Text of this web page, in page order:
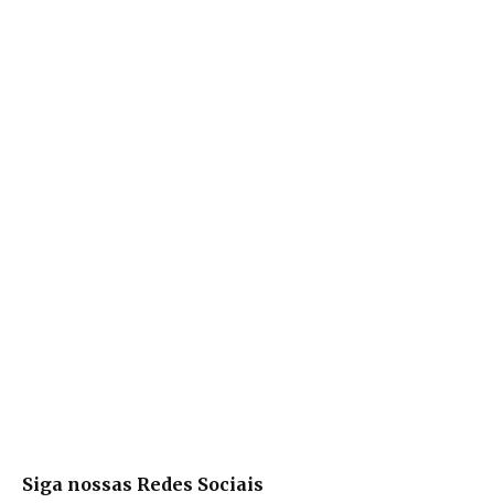
Siga nossas Redes Sociais